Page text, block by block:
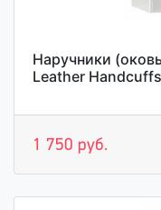
Наручники
Leather
1 750 руб.